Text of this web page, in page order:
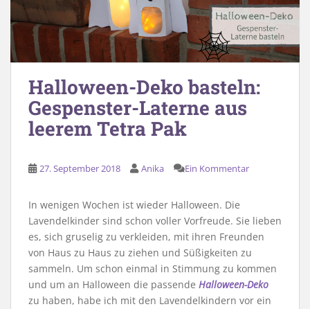
Halloween-Deko basteln:
Gespenster-Laterne aus
leerem Tetra Pak
27. September 2018 Anika Ein Kommentar
In wenigen Wochen ist wieder Halloween. Die
Lavendelkinder sind schon voller Vorfreude. Sie lieben
es, sich gruselig zu verkleiden, mit ihren Freunden
von Haus zu Haus zu ziehen und Süßigkeiten zu
sammeln. Um schon einmal in Stimmung zu kommen
und um an Halloween die passende Halloween-Deko
zu haben, habe ich mit den Lavendelkindern vor ein